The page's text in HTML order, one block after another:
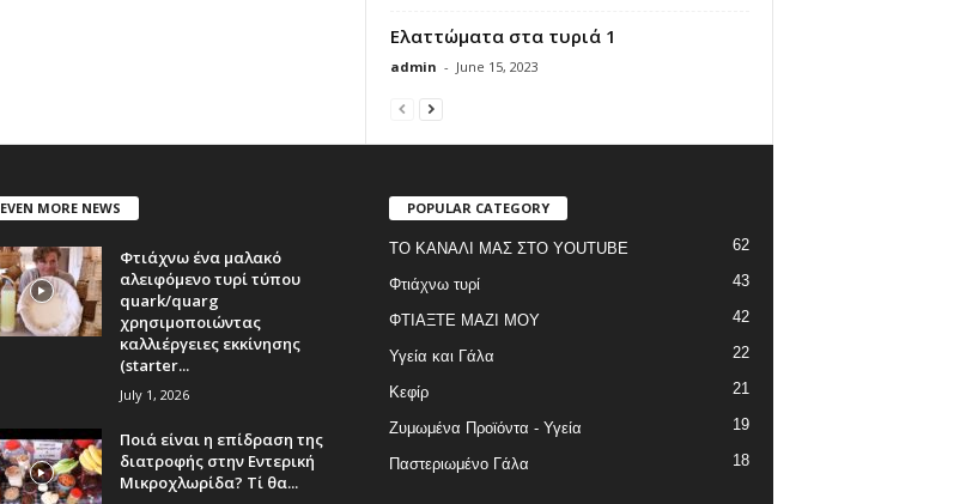
Ελαττώματα στα τυριά 1
admin - June 15, 2023
EVEN MORE NEWS
Φτιάχνω ένα μαλακό
αλειφόμενο τυρί τύπου
quark/quarg
χρησιμοποιώντας
καλλιέργειες εκκίνησης
(starter...
July 1, 2026
Ποιά είναι η επίδραση της
διατροφής στην Εντερική
Μικροχλωρίδα? Τί θα...
POPULAR CATEGORY
ΤΟ ΚΑΝΑΛΙ ΜΑΣ ΣΤΟ YOUTUBE 62
Φτιάχνω τυρί 43
ΦΤΙΑΞΤΕ ΜΑΖΙ ΜΟΥ 42
Υγεία και Γάλα 22
Κεφίρ 21
Ζυμωμένα Προϊόντα - Υγεία 19
Παστεριωμένο Γάλα 18